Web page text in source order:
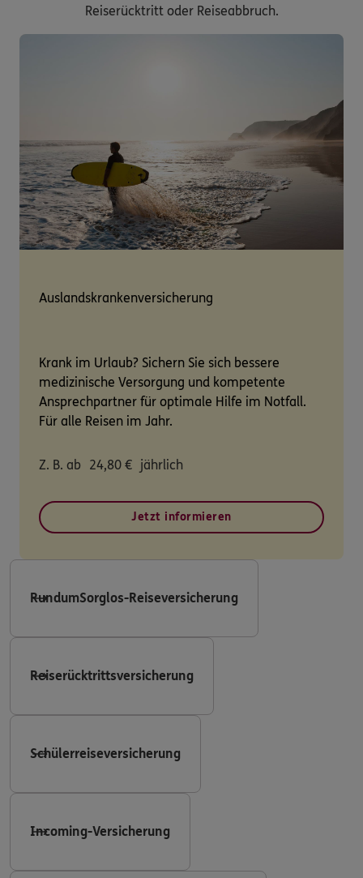
Reiserücktritt oder Reiseabbruch.
Auslandskrankenversicherung
Krank im Urlaub? Sichern Sie sich bessere
medizinische Versorgung und kompetente
Ansprechpartner für optimale Hilfe im Notfall.
Für alle Reisen im Jahr.
Z. B. ab 24,80 € jährlich
Jetzt informieren
RundumSorglos-Reiseversicherung
Reiserücktrittsversicherung
Schülerreiseversicherung
Incoming-Versicherung